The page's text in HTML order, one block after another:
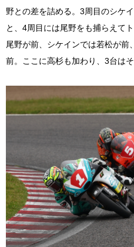
野との差を詰める。3周目のシケ
と、4周目には尾野をも捕らえて
尾野が前、シケインでは若松が前
前。ここに高杉も加わり、3台は